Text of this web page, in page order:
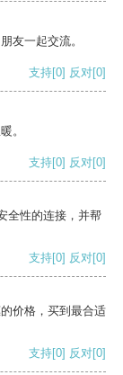
友一起交流。
支持[0] 反对[0]
。
支持[0] 反对[0]
全性的连接，并帮
支持[0] 反对[0]
价格，买到最合适
支持[0] 反对[0]